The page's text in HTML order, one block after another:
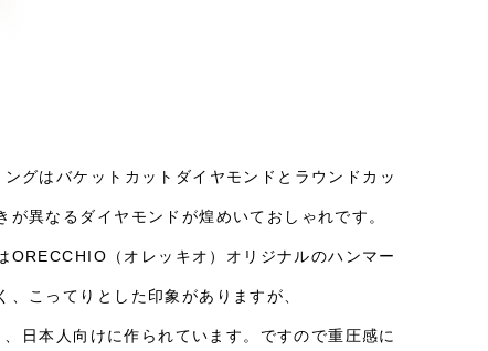
グはバケットカットダイヤモンドとラウンドカッ
異なるダイヤモンドが煌めいておしゃれです。
ORECCHIO（オレッキオ）オリジナルのハンマー
こってりとした印象がありますが、
日本人向けに作られています。ですので重圧感に